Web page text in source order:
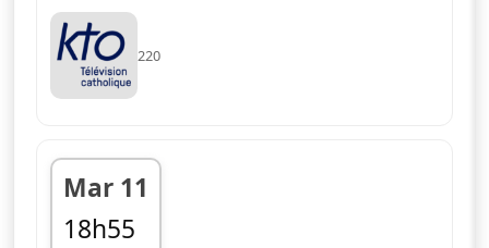
220
Mar 11
18h55